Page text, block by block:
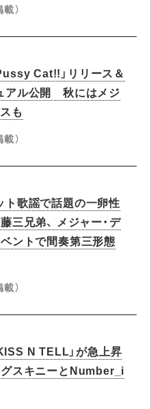
）
Cat!!」リリース＆
アル公開 秋にはメジ
も
）
ト歌謡で話題の一卵性
三兄弟、 メジャー・デ
ベントで間奏第三形態
）
N TELL」が急上昇
スキニーとNumber_i